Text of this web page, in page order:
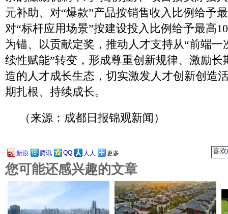
元补助、对“爆款”产品按销售收入比例给予
对“标杆应用场景”按建设投入比例给予最高
为锚、以贡献定奖，推动人才支持从“前端一
续性赋能”转变，形成尊重创新规律、激励长
造的人才成长生态，切实激发人才创新创造
期扎根、持续成长。
（来源：成都日报锦观新闻）
新浪 腾讯 QQ 人人 更多 喜
您可能还感兴趣的文章